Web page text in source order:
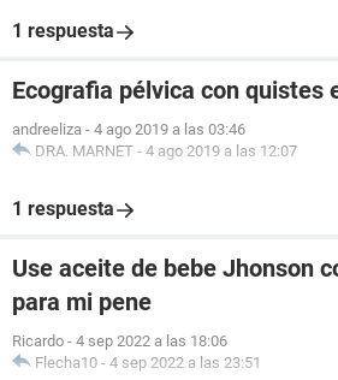
1 respuesta
Ecografia pélvica con quistes
andreeliza - 4 ago 2019 a las 03:46
DRA. MARNET - 4 ago 2019 a las 12:07
1 respuesta
Use aceite de bebe Jhonson
para mi pene
Ricardo - 4 sep 2022 a las 18:06
Flecha10 - 4 sep 2022 a las 23:51